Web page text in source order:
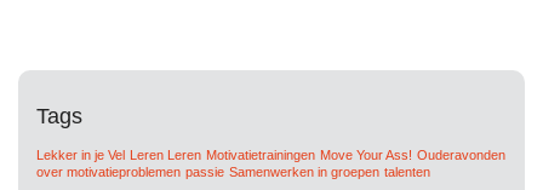
Tags
Lekker in je Vel Leren Leren Motivatietrainingen Move Your Ass! Ouderavonden
over motivatieproblemen passie Samenwerken in groepen talenten